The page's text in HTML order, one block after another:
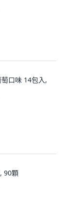
口味 14包入,
90顆